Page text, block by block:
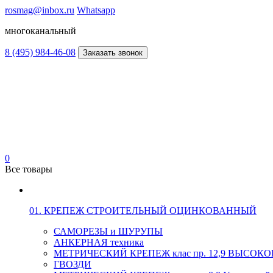
rosmag@inbox.ru Whatsapp
многоканальный
8 (495) 984-46-08 Заказать звонок
0
Все товары
01. КРЕПЕЖ СТРОИТЕЛЬНЫЙ ОЦИНКОВАННЫЙ
САМОРЕЗЫ и ШУРУПЫ
АНКЕРНАЯ техника
МЕТРИЧЕСКИЙ КРЕПЕЖ клас пр. 12,9
ГВОЗДИ